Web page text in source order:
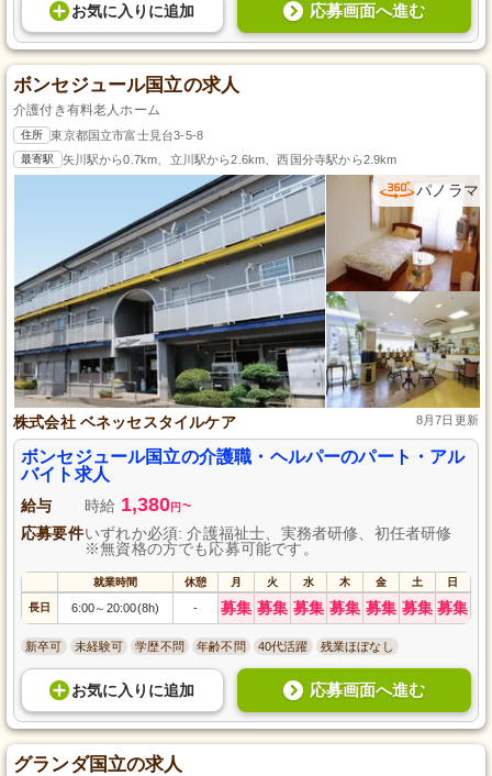
お気に入り に追加 応募画面へ進む
ボンセジュール国立の求人
介護付き有料老人ホーム
住所 東京都国立市富士見台3-5-8
最寄駅 矢川駅から0.7km、立川駅から2.6km、西国分寺駅から2.9km
パノラマ
株式会社 ベネッセスタイルケア 8月7日更新
ボンセジュール国立の介護職・ヘルパーのパート・アル
バイト求人
給与 時給 1,380円 ~
応募要件いずれか必須: 介護福祉士、実務者研修、初任者研修
※無資格の方でも応募可能です。
就業時間 休憩 月 火 水 木 金 土 日
長日 6:00～ 20:00(8h) - 募集 募集 募集 募集 募集 募集 募集
新卒可 未経験可 学歴不問 年齢不問 40代活躍 残業ほぼなし
お気に入り に追加 応募画面へ進む
グランダ国立の求人